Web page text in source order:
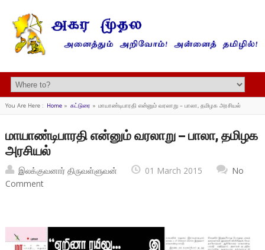
You Are Here : Home» கட்டுரை » மாயாண்டிபாரதி என்னும் வரலாறு – பாலா, தமிழக அரசியல்
மாயாண்டிபாரதி என்னும் வரலாறு – பாலா, தமிழக
அரசியல்
இலக்குவனார் திருவள்ளுவன் 01 March 2015
No
Comment